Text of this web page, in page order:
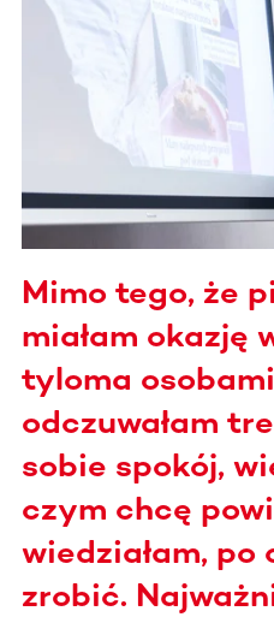
Mimo tego, że
miałam okazję
tyloma
odczuwałam
sobie spokój,
czym chcę
wiedziałam, po
zrobić.